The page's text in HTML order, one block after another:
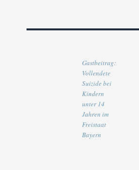
Gastbeitrag:
Vollendete
Suizide bei
Kindern
unter 14
Jahren im
Freistaat
Bayern